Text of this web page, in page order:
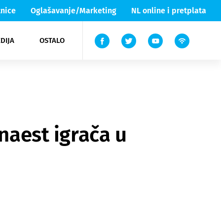
Oglašavanje/Marketing NL online i pretplata
OSTALO
Lika & Senj
TV
igrača u